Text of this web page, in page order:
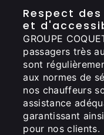
Respect
et
GROUPE
passagers très
sont
aux normes de
nos chauffeurs
assistance
garantissant
pour nos clients.